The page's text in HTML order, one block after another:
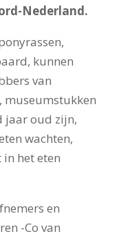
Nederland.
kunnen
van
museumstukken
jaar oud zijn,
wachten,
het eten
en
-Co van